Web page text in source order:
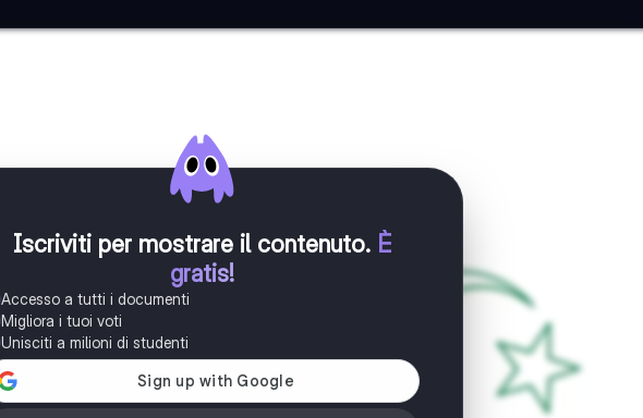
Iscriviti per mostrare il contenuto. È
gratis!
Accesso a tutti i documenti
Migliora i tuoi voti
Unisciti a milioni di studenti